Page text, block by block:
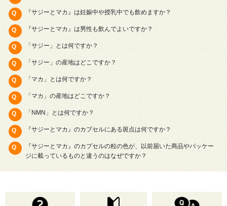
『サジーとマカ』は妊娠中や授乳中でも飲めますか？
『サジーとマカ』は男性も飲んでよいですか？
「サジー」とは何ですか？
「サジー」の産地はどこですか？
「マカ」とは何ですか？
「マカ」の産地はどこですか？
「NMN」とは何ですか？
『サジーとマカ』のカプセルにある斑点は何ですか？
『サジーとマカ』のカプセルの粒の色が、以前届いた商品やパッケー
ジに載っているものと違うのはなぜですか？